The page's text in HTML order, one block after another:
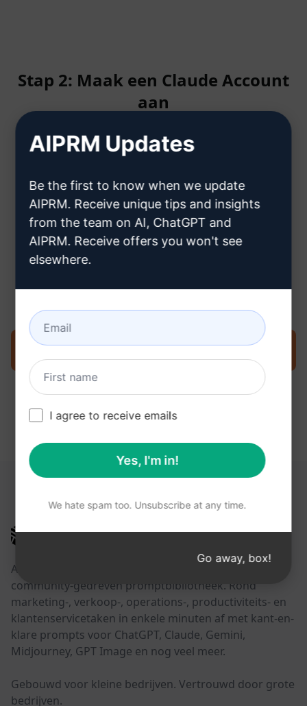
Stap 2: Maak een Claude Account
aan
Klik hier om te leren hoe u een
Claude account aanmaakt
Stap 3: Gebruik de prompt in uw
Claude
Probeer de prompt nu op Claude
AIPRM
AIPRM is een tool voor promptbeheer en een
community-gedreven promptbibliotheek. Rond
marketing-, verkoop-, operations-, productiviteits- en
klantenservicetaken in enkele minuten af met kant-en-
klare prompts voor ChatGPT, Claude, Gemini,
Midjourney, GPT Image en nog veel meer.
Gebouwd voor kleine bedrijven. Vertrouwd door grote
bedrijven.
AIPRM Updates
Be the first to know when we update
AIPRM. Receive unique tips and insights
from the team on AI, ChatGPT and
AIPRM. Receive offers you won't see
elsewhere.
I agree to receive emails
Yes, I'm in!
We hate spam too. Unsubscribe at any time.
Go away, box!